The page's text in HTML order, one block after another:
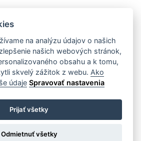
na analýzu údajov o našich
našich webových stránok,
obsahu a k tomu,
skvelý zážitok z webu. Ako
údaje Spravovať nastavenia
Prijať všetky
Odmietnuť všetky